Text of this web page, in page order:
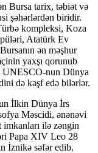
Bursa tarix, təbiət və
şəhərlərdən biridir.
kompleksi, Koza
Atatürk Ev
ən məşhur
yaxşı qorunub
UNESCO-nun Dünya
də kəşf edə bilərlər.
İlkin Dünya İrs
Məscidi, ənənəvi
ilə zəngin
Papa XIV Leo 28
İznikə səfər edib.